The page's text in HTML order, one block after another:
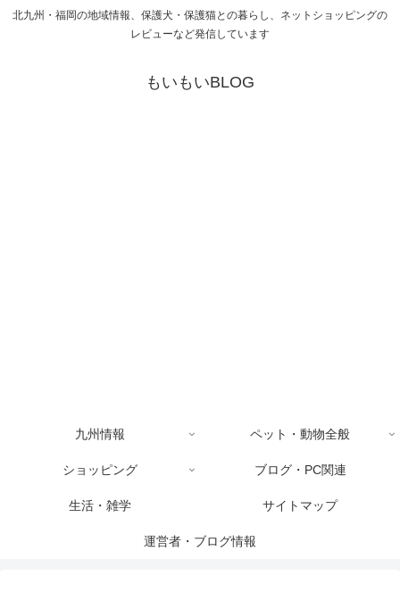
北九州・福岡の地域情報、保護犬・保護猫との暮らし、ネットショッピングの
レビューなど発信しています
もいもいBLOG
九州情報 ペット・動物全般
ショッピング ブログ・PC関連
生活・雑学 サイトマップ
運営者・ブログ情報